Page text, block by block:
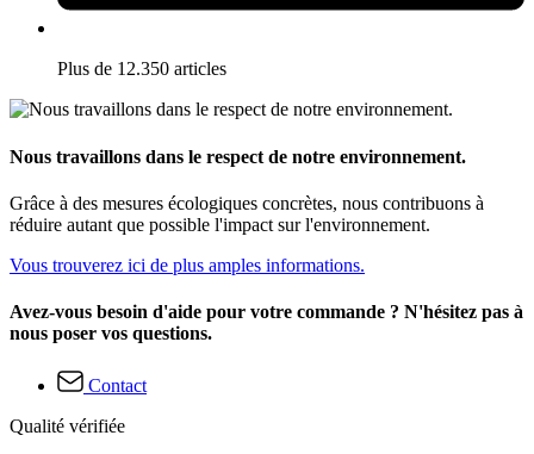
Plus de 12.350 articles
Nous travaillons dans le respect de notre environnement.
Grâce à des mesures écologiques concrètes, nous contribuons à
réduire autant que possible l'impact sur l'environnement.
Vous trouverez ici de plus amples informations.
Avez-vous besoin d'aide pour votre commande ? N'hésitez pas à
nous poser vos questions.
Contact
Qualité vérifiée